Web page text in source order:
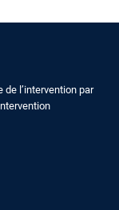
l’intervention par